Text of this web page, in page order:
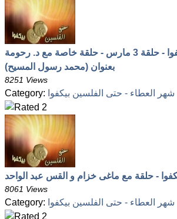
حتى الفلسين بيكفوا - حلقة 3 مارس - حلقة خاصة مع د. رحومة
بعنوان (محمد رسول المسيح)
8251 Views
Category: شهر العطاء - حتى الفلسين بيكفوا
- حلقة مع ماغى خزام و القس عبد الواحد
8061 Views
Category: شهر العطاء - حتى الفلسين بيكفوا